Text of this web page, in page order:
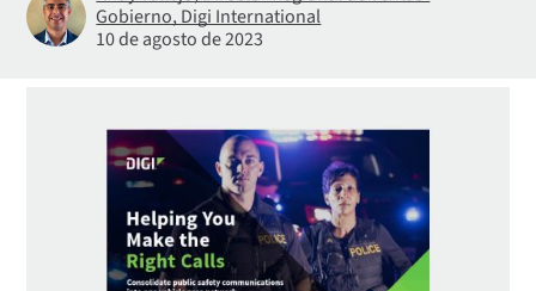
Gobierno, Digi International
10 de agosto de 2023